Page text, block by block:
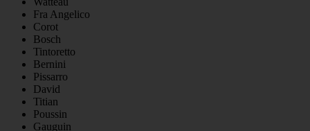
Fra Angelico
Corot
Bosch
Tintoretto
Bernini
Pissarro
David
Titian
Poussin
Gauguin